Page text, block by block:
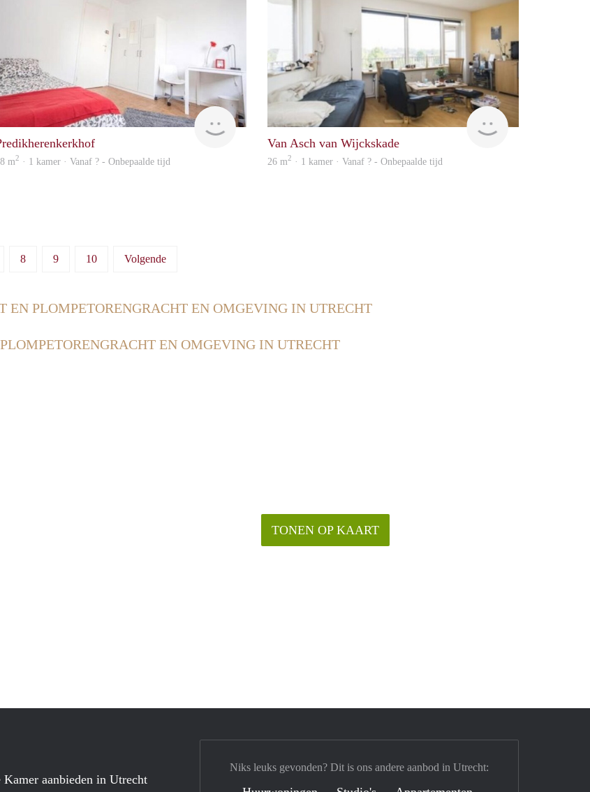
Woning
m2 · 1 kamer · Vanaf ? - Onbepaalde tijd
Van Asch van Wijckskade
26 m2 · 1 kamer · Vanaf ? - Onbepaalde tijd
8 9 10 Volgende
EN PLOMPETORENGRACHT EN OMGEVING IN UTRECHT
EN OMGEVING IN UTRECHT
TONEN OP KAART
Kamer aanbieden in Utrecht
Niks leuks gevonden? Dit is ons andere aanbod in Utrecht: